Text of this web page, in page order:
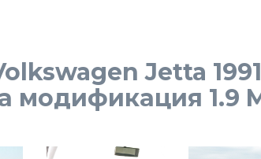
Jetta
модификация 1.9